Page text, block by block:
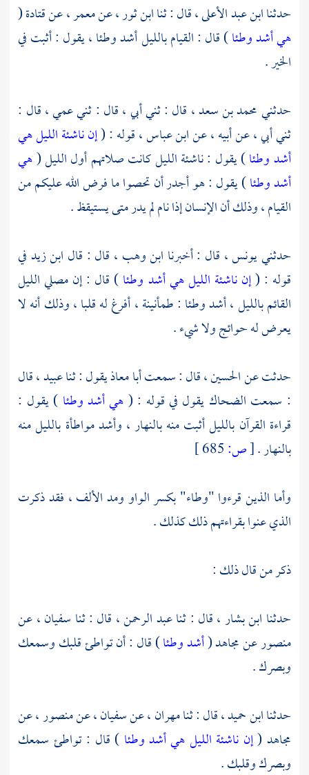
حدثناابن عبد الأعلى ،قال : ثناابن ثور ،عنمعمر ،عنقتادة(
هي أشد وطئا) قال : القيام بالليل أشد وطئا ، يقول : أثبت في
الخير .
حدثنيمحمد بن سعد ، قال : ثني أبي ، قال : ثني عمي ، قال :
ثني أبي ، عن أبيه ، عنابن عباس ،قوله : (إن ناشئة الليل هي
أشد وطئا) يقول : ناشئة الليل كانت صلاتهم أول الليل (هي
أشد وطئا) يقول : هو أجدر أن تحصوا ما فرض الله عليكم من
القيام ، وذلك أن الإنسان إذا نام لم يدر متى يستيقظ .
حدثنييونس ، قال : أخبرنا ابن وهب ، قال : قال ابن زيدفي
قوله : (إن ناشئة الليل هي أشد وطئا) قال : إن مصلي الليل
القائم بالليل ، أشد وطئا : طمأنينة ، أفرغ له قلبا ، وذلك أنه لا
يعرض له حوائج ولا شيء .
حدثت عنالحسين ،قال : سمعتأبا معاذيقول : ثناعبيد ،قال
: سمعت الضحاك يقول في قوله : (هي أشد وطئا ) يقول :
قراءة القرآن بالليل أثبت منه بالنهار ، وأشد مواطأة بالليل منه
بالنهار .[ص:
وأما الذين قرءوا "وطاء" بكسر الواو ومد الألف ، فقد ذكرت
الذي عنوا بقراءتهم ذلك كذلك .
ذكر من قال ذلك :
حدثنا ابن بشار ،قال : ثناعبد الرحمن ، قال : ثنا سفيان ،عن
منصورعنمجاهد(أشد وطئا) قال : أن تواطئ قلبك وسمعك
وبصرك .
حدثناابن حميد ،قال : ثنامهران ،عنسفيان ،عنمنصور ،عن
مجاهد (إن ناشئة الليل هي أشد وطئا ) قال : تواطئ سمعك
وبصرك وقلبك .